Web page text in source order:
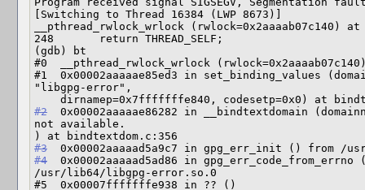
[Switching to Thread 16384 (LWP 8673)]
__pthread_rwlock_wrlock (rwlock=0x2aaaab07c140)
248       return THREAD_SELF;
(gdb) bt
#0  __pthread_rwlock_wrlock
#1  0x00002aaaaae85ed3 in set_binding_values
"libgpg-error",
#2
0x00002aaaaae86282 in __bindtextdomain
not available.
#3
#4
0x00002aaaaad5ad86 in gpg_err_code_from_errno
/usr/lib64/libgpg-error.so.0